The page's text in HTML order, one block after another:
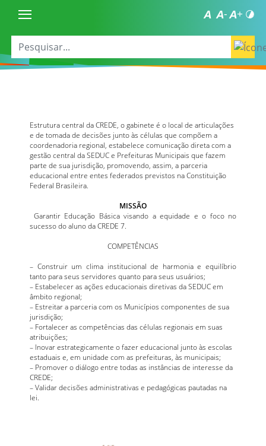
Estrutura central da CREDE, o gabinete é o local de articulações
e de tomada de decisões junto às células que compõem a
coordenadoria regional, estabelece comunicação direta com a
gestão central da SEDUC e Prefeituras Municipais que fazem
parte de sua jurisdição, promovendo, assim, a parceria
educacional entre entes federados previstos na Constituição
Federal Brasileira.
MISSÃO
Garantir Educação Básica visando a equidade e o foco no
sucesso do aluno da CREDE 7.
COMPETÊNCIAS
– Construir um clima institucional de harmonia e equilíbrio
tanto para seus servidores quanto para seus usuários;
– Estabelecer as ações educacionais diretivas da SEDUC em
âmbito regional;
– Estreitar a parceria com os Municípios componentes de sua
jurisdição;
– Fortalecer as competências das células regionais em suas
atribuições;
– Inovar estrategicamente o fazer educacional junto às escolas
estaduais e, em unidade com as prefeituras, às municipais;
– Promover o diálogo entre todas as instâncias de interesse da
CREDE;
– Validar decisões administrativas e pedagógicas pautadas na
lei.